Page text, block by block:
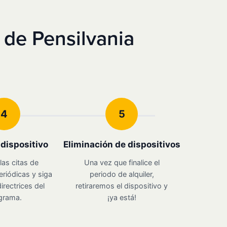
Pensilvania
4
citas de
y siga
del
5
Eliminación de dispositivos
Una vez que finalice el
periodo de alquiler,
retiraremos el dispositivo y
¡ya está!